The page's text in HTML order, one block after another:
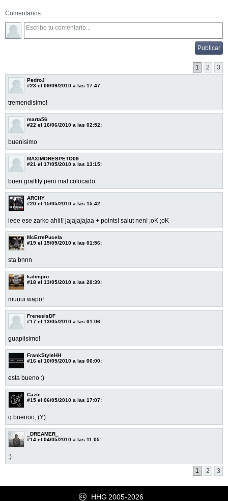
Comentarios
1 2 3
PedroJ
#23 el 09/09/2010 a las 17:47:
tremendisimo!
marta56
#22 el 16/06/2010 a las 02:52:
buenisimo
MAXIMORESPETO09
#21 el 17/05/2010 a las 13:15:
buen graffity pero mal colocado
ARCHY
#20 el 15/05/2010 a las 15:42:
ieee ese zarko ahii!! jajajajajaa + points! salut nen! ;oK ;oK
McErrePucela
#19 el 15/05/2010 a las 01:56:
sta bnnn
kalimpro
#18 el 13/05/2010 a las 20:39:
muuui wapo!
FrenesisDF
#17 el 13/05/2010 a las 01:06:
guapiisimo!
FrankStyleHH
#16 el 10/05/2010 a las 06:00:
esta bueno :)
Cazte
#15 el 06/05/2010 a las 17:07:
q buenoo, (Y)
_DREAMER_
#14 el 04/05/2010 a las 11:05:
:)
1
2 3
HHG 2005-2026